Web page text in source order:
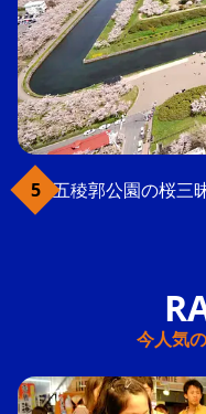
五稜郭公園の桜三
今人気